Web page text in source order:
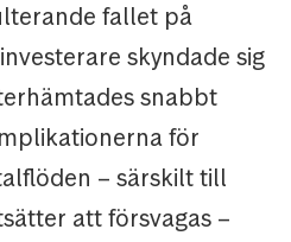
fallet på
skyndade sig
snabbt
för
– särskilt till
att försvagas –